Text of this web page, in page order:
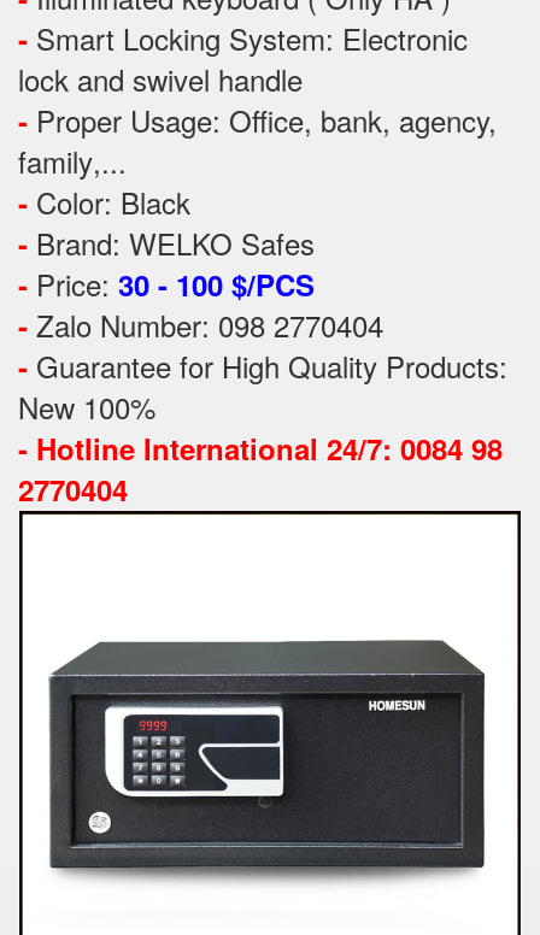
- Smart Locking System: Electronic
lock and swivel handle
- Proper Usage: Office, bank, agency,
family,...
- Color: Black
- Brand: WELKO Safes
- Price: 30 - 100 $/PCS
- Zalo Number: 098 2770404
- Guarantee for High Quality Products:
New 100%
- Hotline International 24/7: 0084 98
2770404